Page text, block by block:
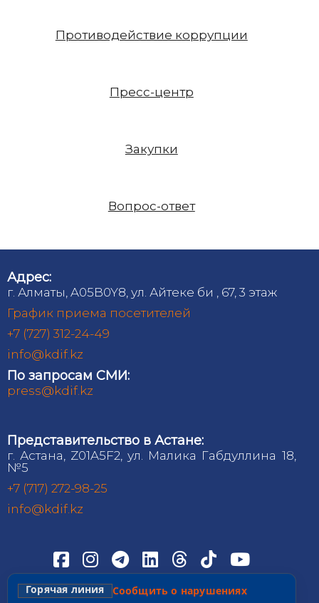
Противодействие коррупции
Пресс-центр
Закупки
Вопрос-ответ
Адрес:
г. Алматы, A05B0Y8, ул. Айтеке би , 67, 3 этаж
График приема посетителей
+7 (727) 312-24-49
info@kdif.kz
По запросам СМИ:
press@kdif.kz
Представительство в Астане:
г. Астана, Z01A5F2, ул. Малика Габдуллина 18,
№5
+7 (717) 272-98-25
info@kdif.kz
Горячая линия Сообщить о нарушениях